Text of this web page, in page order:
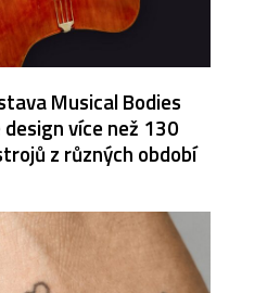
Musical Bodies
více než 130
z různých období